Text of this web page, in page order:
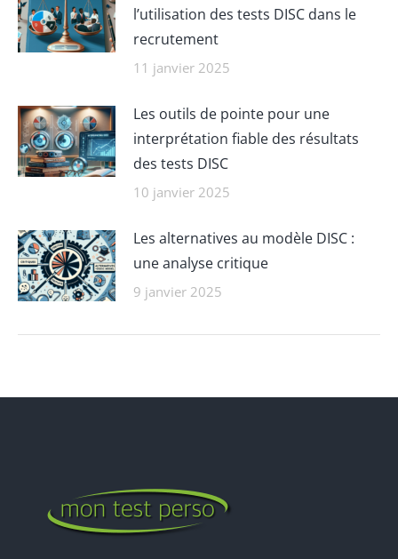
l’utilisation des tests DISC dans le
recrutement
11 janvier 2025
Les outils de pointe pour une
interprétation fiable des résultats
des tests DISC
10 janvier 2025
Les alternatives au modèle DISC :
une analyse critique
9 janvier 2025